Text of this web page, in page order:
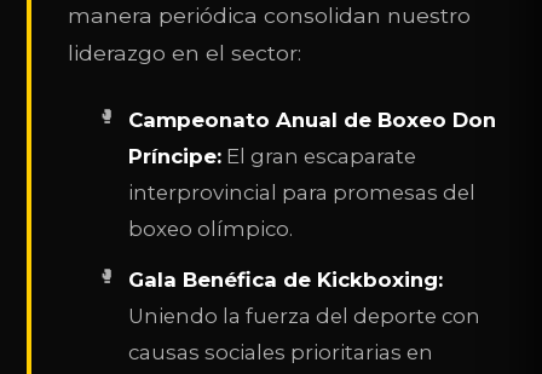
manera periódica consolidan nuestro
liderazgo en el sector:
Campeonato Anual de Boxeo Don
Príncipe: El gran escaparate
interprovincial para promesas del
boxeo olímpico.
Gala Benéfica de Kickboxing:
Uniendo la fuerza del deporte con
causas sociales prioritarias en